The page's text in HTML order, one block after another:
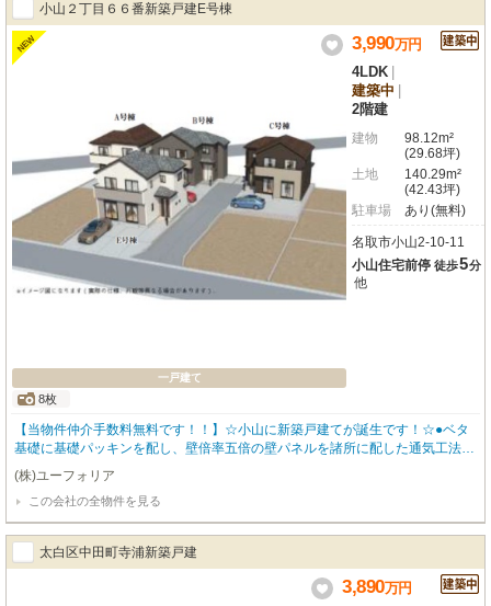
小山２丁目６６番新築戸建E号棟
NEW
一戸建て
8枚
3,990万円
4LDK
建築中
2階建
建物
98.12m²
(29.68坪)
土地
140.29m²
(42.43坪)
駐車場
あり(無料)
名取市小山2-10-11
小山住宅前停 徒歩5分
他
【当物件仲介手数料無料です！！】☆小山に新築戸建てが誕生です！☆●ベタ
基礎に基礎パッキンを配し、壁倍率五倍の壁パネルを諸所に配した通気工法で
着工あら完成まで第三者機関による計四回の検査を通過した物件のみ引き渡し
ている為地震に強い家です●住宅性能表示制度最高等級取得（設計住宅性能評
価＋建設住宅性能評価）、長期優良住宅認定物件（耐震、省エネ性等高い）、
フラット35適合証明書あり
(株)ユーフォリア
この会社の全物件を見る
太白区中田町寺浦新築戸建
3,890万円